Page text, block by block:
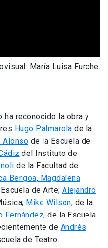
María Luisa Furche.
ha reconocido la obra y
Hugo Palmarola de la
Alonso de la Escuela de
del Instituto de
de la Facultad de
Bengoa, Magdalena
de Arte; Alejandro
Mike Wilson, de la
Fernández, de la Escuela
de Andrés
de Teatro.